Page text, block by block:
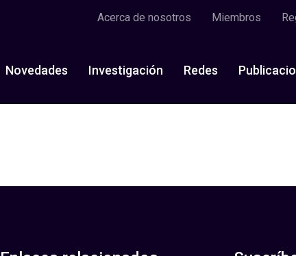
Acerca de nosotros Miembros
Novedades Investigación Redes